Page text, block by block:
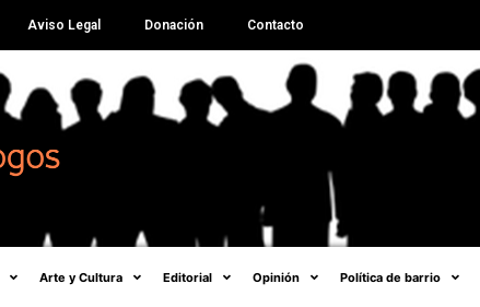
Aviso Legal Donación Contacto
Arte y Cultura Editorial Opinión Política de barrio